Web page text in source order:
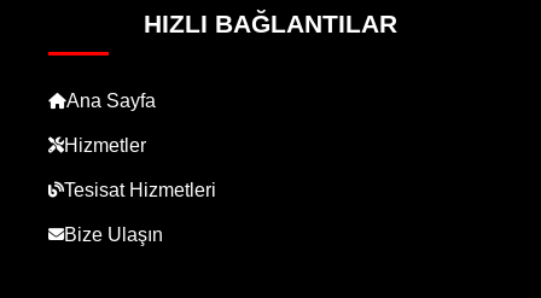
HIZLI BAĞLANTILAR
Ana Sayfa
Hizmetler
Tesisat Hizmetleri
Bize Ulaşın